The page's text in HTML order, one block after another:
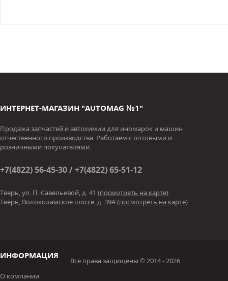
ИНТЕРНЕТ-МАГАЗИН "AUTOMAG №1"
Продажа запчастей и автохимии для иномарок и машин
отчественного производства. Работаем с оптовыми и
розничными покупателями.
+7(4822) 56-45-30 / +7(4822) 65-51-12
Тверь, ул. П. Савельевой, д. 41 (посмотреть на карте)
Тверь, Волоколамское шоссе, д. 39А(посмотреть на карте)
ИНФОРМАЦИЯ
О компании
Все права защищены © 2014 - 2026